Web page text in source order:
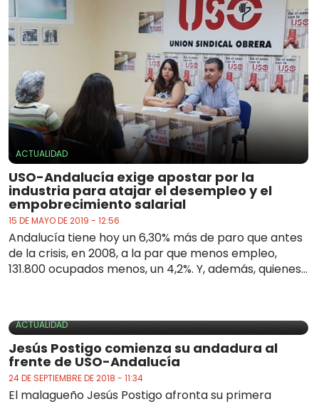
ACTUALIDAD
USO-Andalucía exige apostar por la
industria para atajar el desempleo y el
empobrecimiento salarial
15 DE MAYO DE 2019 - 12:56
Andalucía tiene hoy un 6,30% más de paro que antes
de la crisis, en 2008, a la par que menos empleo,
131.800 ocupados menos, un 4,2%. Y, además, quienes...
ACTUALIDAD
Jesús Postigo comienza su andadura al
frente de USO-Andalucía
24 DE SEPTIEMBRE DE 2018 - 11:34
El malagueño Jesús Postigo afronta su primera